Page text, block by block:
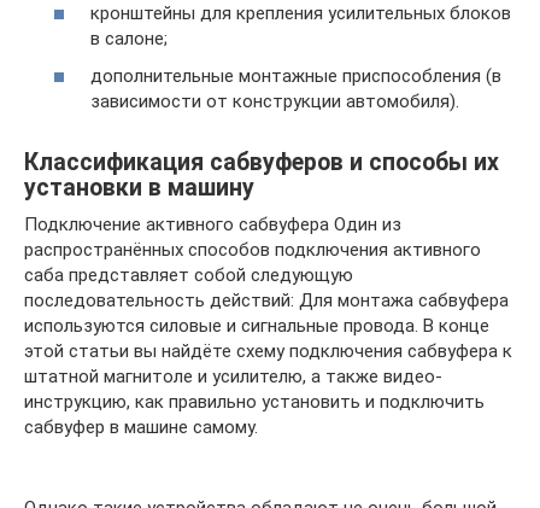
кронштейны для крепления усилительных блоков
в салоне;
дополнительные монтажные приспособления (в
зависимости от конструкции автомобиля).
Классификация сабвуферов и способы их
установки в машину
Подключение активного сабвуфера Один из
распространённых способов подключения активного
саба представляет собой следующую
последовательность действий: Для монтажа сабвуфера
используются силовые и сигнальные провода. В конце
этой статьи вы найдёте схему подключения сабвуфера к
штатной магнитоле и усилителю, а также видео-
инструкцию, как правильно установить и подключить
сабвуфер в машине самому.